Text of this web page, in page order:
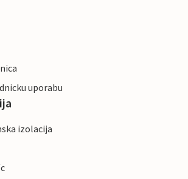
uporabu
izolacija